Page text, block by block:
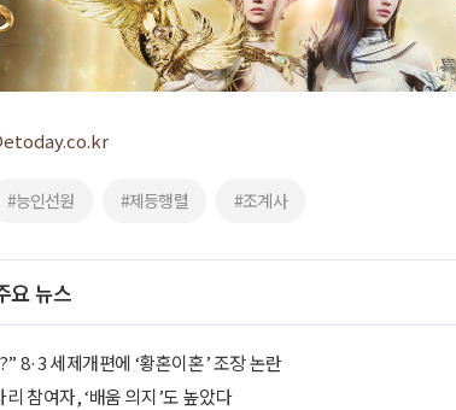
#능인선원 #제등행렬 #조계사
요 뉴스
8·3 세제개편에 ‘황혼이혼’ 조장 논란
참여자, ‘배움 의지’도 높았다